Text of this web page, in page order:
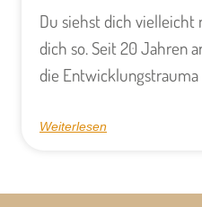
Du siehst dich vielleicht
dich so. Seit 20 Jahren
die Entwicklungstrauma
Weiterlesen